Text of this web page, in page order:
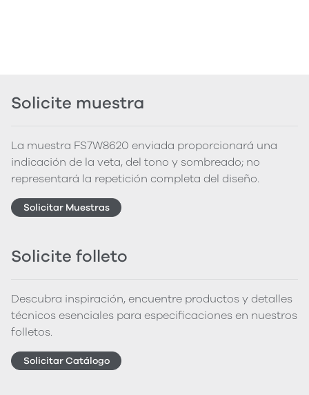
Solicite muestra
La muestra FS7W8620 enviada proporcionará una
indicación de la veta, del tono y sombreado; no
representará la repetición completa del diseño.
Solicitar Muestras
Solicite folleto
Descubra inspiración, encuentre productos y detalles
técnicos esenciales para especificaciones en nuestros
folletos.
Solicitar Catálogo